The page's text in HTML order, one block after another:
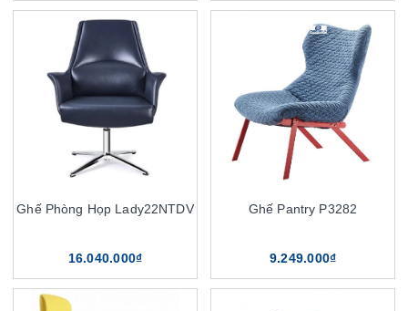
Ghế Phòng Họp Lady22NTDV
16.040.000₫
Ghế Pantry P3282
9.249.000₫